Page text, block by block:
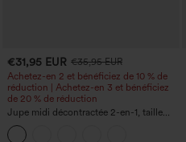
€31,95 EUR €35,95 EUR
Achetez-en 2 et bénéficiez de 10 % de
réduction | Achetez-en 3 et bénéficiez
de 20 % de réduction
Jupe midi décontractée 2-en-1, taille
haute à effet gainant, froncée avec
ourlet arrondi, en polaire et PU